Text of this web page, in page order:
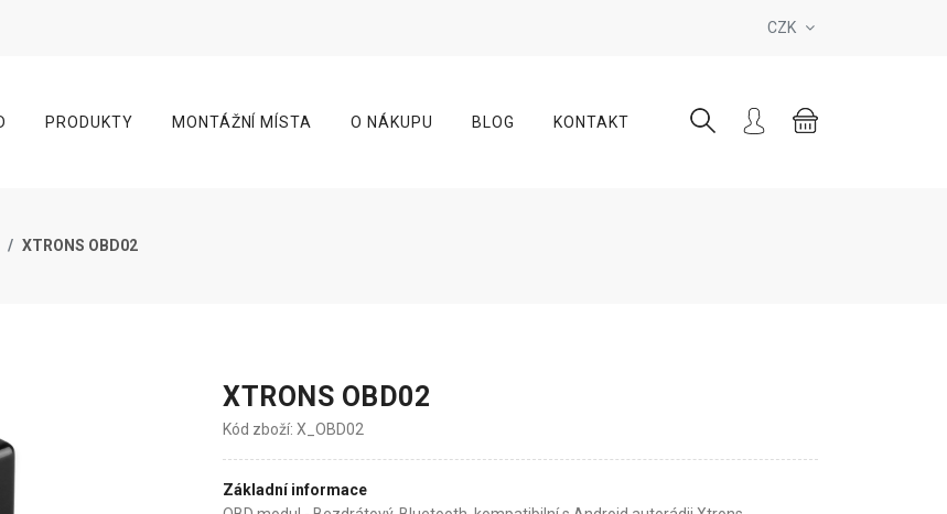
CZK
PRODUKTY MONTÁŽNÍ MÍSTA O NÁKUPU BLOG KONTAKT
XTRONS OBD02
XTRONS OBD02
Kód zboží: X_OBD02
Základní informace